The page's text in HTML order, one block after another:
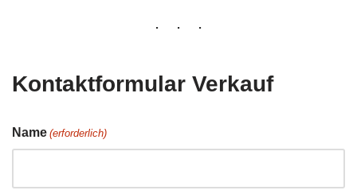
Kontaktformular Verkauf
Name (erforderlich)